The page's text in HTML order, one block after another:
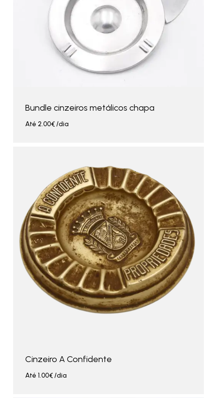
Bundle cinzeiros metálicos chapa
Até 2.00€/dia
Cinzeiro A Confidente
Até 1.00€/dia